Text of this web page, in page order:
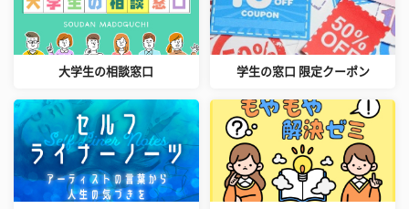
大学生の相談窓口 学生の窓口 限定クーポン